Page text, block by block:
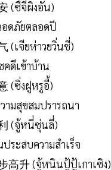
(ซื่จี้ผิงอัน)
ดภัยตลอดปี
(เจียห่าวยวิ่นชี่)
คดีเข้าบ้าน
(ซิ่งฝูหรูอี้)
ามสุขสมปรารถนา
(จู้หนี่ซุ่นลี่)
ระสบความสำเร็จ
高升 (จู้หนินปู้ปู้เกาเซิง)